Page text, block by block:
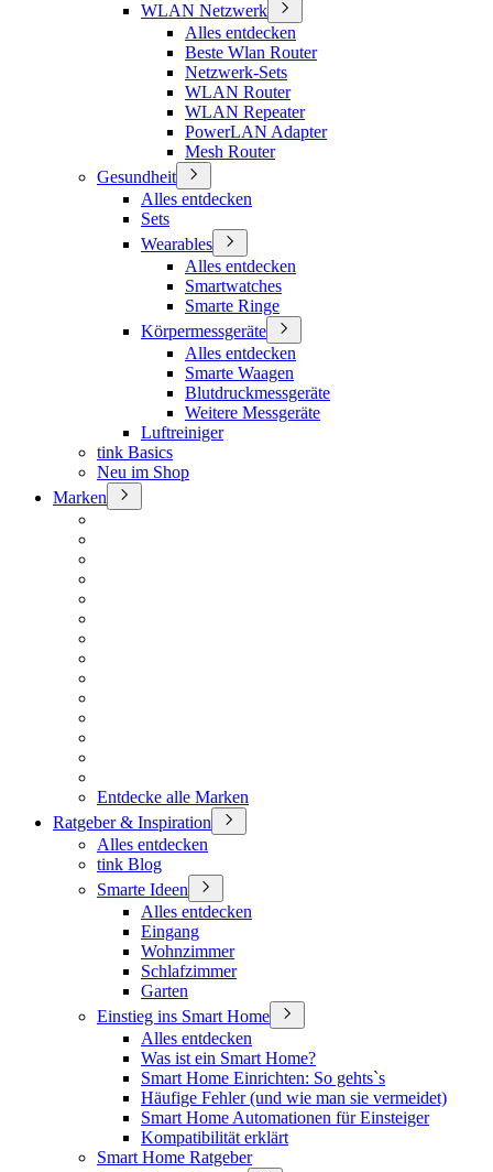
WLAN Netzwerk
Alles entdecken
Beste Wlan Router
Netzwerk-Sets
WLAN Router
WLAN Repeater
PowerLAN Adapter
Mesh Router
Gesundheit
Alles entdecken
Sets
Wearables
Alles entdecken
Smartwatches
Smarte Ringe
Körpermessgeräte
Alles entdecken
Smarte Waagen
Blutdruckmessgeräte
Weitere Messgeräte
Luftreiniger
tink Basics
Neu im Shop
Marken
Entdecke alle Marken
Ratgeber & Inspiration
Alles entdecken
tink Blog
Smarte Ideen
Alles entdecken
Eingang
Wohnzimmer
Schlafzimmer
Garten
Einstieg ins Smart Home
Alles entdecken
Was ist ein Smart Home?
Smart Home Einrichten: So gehts`s
Häufige Fehler (und wie man sie vermeidet)
Smart Home Automationen für Einsteiger
Kompatibilität erklärt
Smart Home Ratgeber